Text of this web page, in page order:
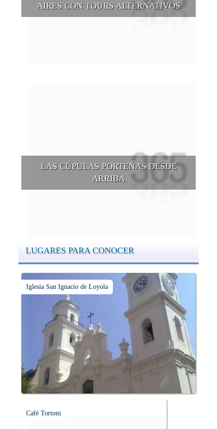
AIRES CON TOURS ALTERNATIVOS
LAS CÚPULAS PORTEÑAS DESDE
ARRIBA
LUGARES PARA CONOCER
Iglesia San Ignacio de Loyola
Café Tortoni